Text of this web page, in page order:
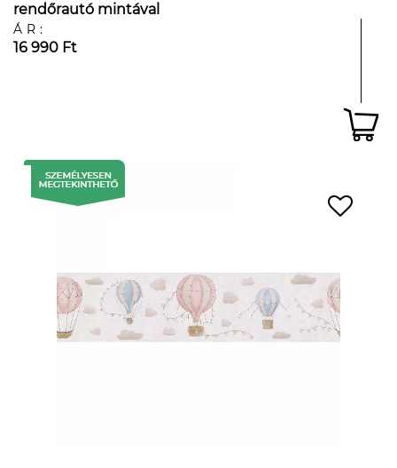
rendőrautó mintával
ÁR:
16 990 Ft